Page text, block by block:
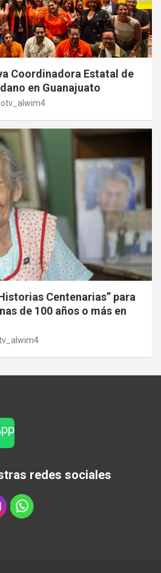
Coordinadora Estatal de
en Guanajuato
Centenarias” para
de 100 años o más en
redes sociales